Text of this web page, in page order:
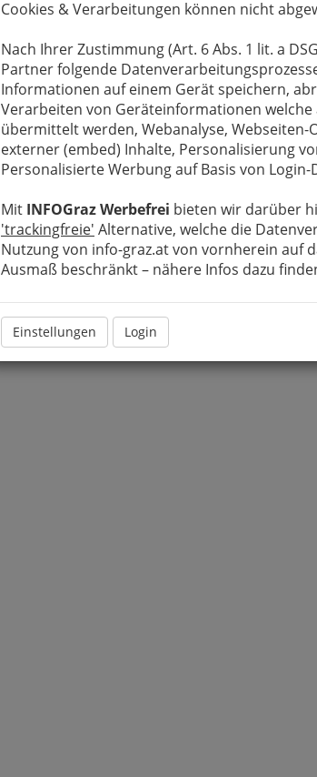
Cookies & Verarbeitungen können nicht
Nach Ihrer Zustimmung (Art. 6 Abs. 1 lit. a
Partner folgende
Informationen auf einem Gerät speichern,
Verarbeiten von Geräteinformationen
übermittelt werden, Webanalyse, Webseiten-
externer (embed) Inhalte, Personalisierung
Personalisierte Werbung auf Basis von
Mit INFOGraz Werbefrei bieten wir darüber
'trackingfreie' Alternative, welche die
Nutzung von info-graz.at von vornherein auf
Ausmaß beschränkt – nähere Infos dazu
Einstellungen Login